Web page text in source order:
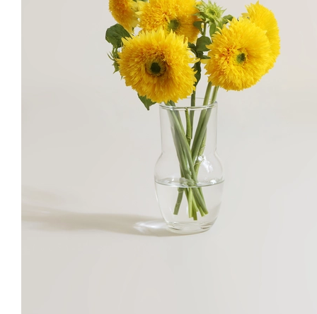
꽃 상태 너무 건강하게 와서 예쁘게 선물했습니다🩵 여름엔 해바라기
님의 실제 후기입니다.